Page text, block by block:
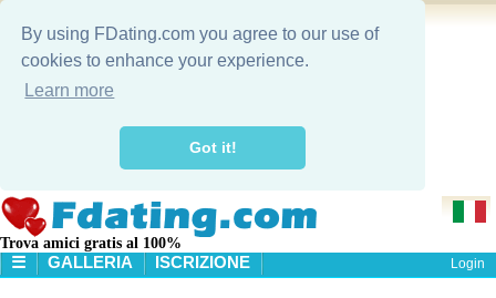
By using FDating.com you agree to our use of
cookies to enhance your experience.
Learn more
Got it!
Trova amici gratis al 100%
☰
GALLERIA ISCRIZIONE Login